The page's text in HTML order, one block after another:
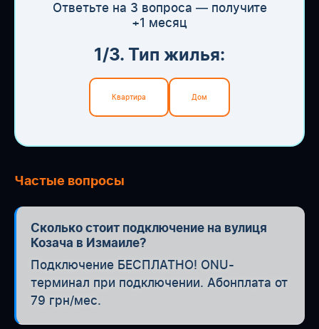
Ответьте на 3 вопроса — получите
+1 месяц
1/3. Тип жилья:
Квартира Дом
Частые вопросы
Сколько стоит подключение на вулиця
Козача в Измаиле?
Подключение БЕСПЛАТНО! ONU-
терминал при подключении. Абонплата от
79 грн/мес.